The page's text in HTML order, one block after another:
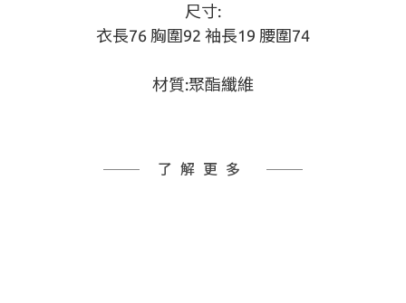
尺寸:
衣長76 胸圍92 袖長19 腰圍74
材質:聚酯纖維
了解更多